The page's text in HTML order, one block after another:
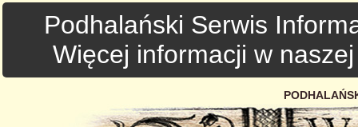
Podhalański Serwis
Więcej informacji w